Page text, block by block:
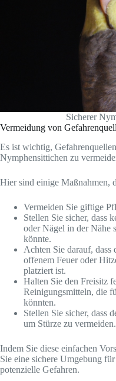
Sicherer
Vermeidung von
Es ist wichtig,
Nymphensittichen zu
Hier sind einige Maßnahmen,
Vermeiden Sie giftige
Stellen Sie sicher, dass
oder Nägel in der Nähe
könnte.
Achten Sie darauf,
offenem Feuer oder
platziert ist.
Halten Sie den Freisitz
Reinigungsmitteln, die
könnten.
Stellen Sie sicher, dass
um Stürze zu vermeiden.
Indem Sie diese einfachen
Sie eine sichere Umgebung
potenzielle Gefahren.